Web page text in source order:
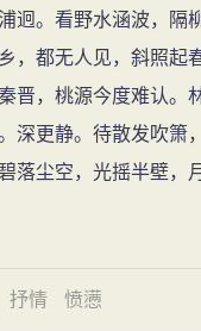
迥。看野水涵波，隔
，都无人见，斜照起
晋，桃源今度难认。
深更静。待散发吹箫
落尘空，光摇半壁，
抒情 愤懑